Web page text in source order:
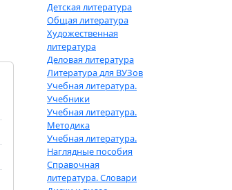
Детская литература
Общая литература
Художественная
литература
Деловая литература
Литература для ВУЗов
Учебная литература.
Учебники
Учебная литература.
Методика
Учебная литература.
Наглядные пособия
Справочная
литература. Словари